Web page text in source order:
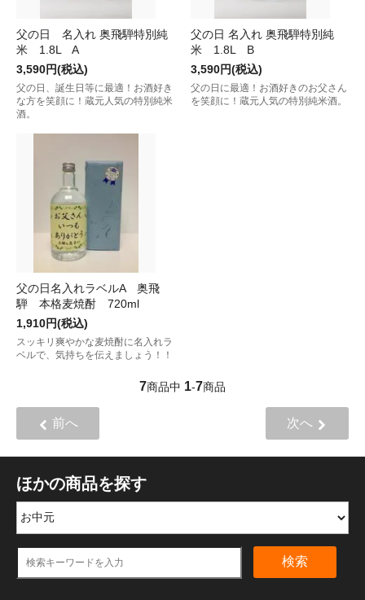
父の日 名入れ 奥飛騨特別純
米 1.8L A
3,590円(税込)
父の日、誕生日等に最適！お酒好き
な方を笑顔に！蔵元人気の特別純米
酒。
父の日 名入れ 奥飛騨特別純
米 1.8L B
3,590円(税込)
父の日に最適！お酒好きのお父さん
を笑顔に！蔵元人気の特別純米酒。
父の日名入れラベルA 奥飛
騨 本格麦焼酎 720ml
1,910円(税込)
スッキリ爽やかな麦焼酎に名入れラ
ベルで、気持ちを伝えましょう！！
7商品中 1-7商品
前へ 次へ
ほかの商品を探す
検索